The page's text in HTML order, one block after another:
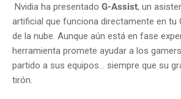
Nvidia ha presentado G-Assist, un
artificial que funciona directamente en tu
de la nube. Aunque aún está en fase
herramienta promete ayudar a los
partido a sus equipos… siempre que su
tirón.